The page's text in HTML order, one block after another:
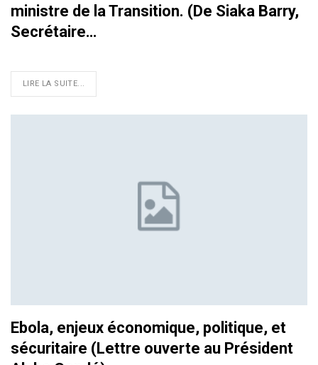
ministre de la Transition. (De Siaka Barry,
Secrétaire…
LIRE LA SUITE...
Ebola, enjeux économique, politique, et
sécuritaire (Lettre ouverte au Président